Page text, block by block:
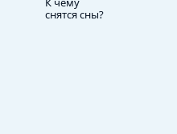
снятся сны?